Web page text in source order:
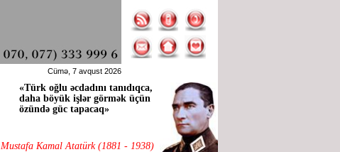
Cümə, 7 avqust 2026
«Türk oğlu əcdadını tanıdıqca,
daha böyük işlər görmək üçün
özündə güc tapacaq»
Mustafa Kamal Atatürk (1881 - 1938)